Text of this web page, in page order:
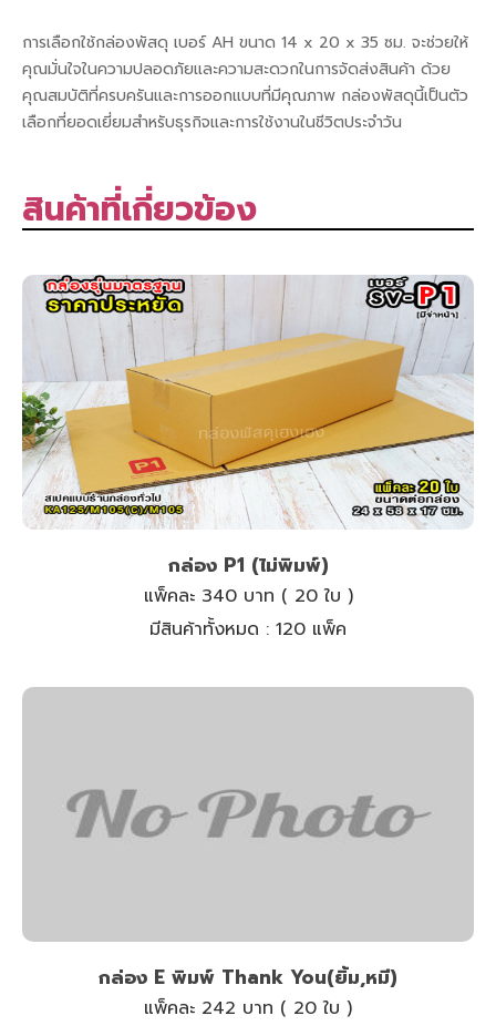
การเลือกใช้กล่องพัสดุ เบอร์ AH ขนาด 14 x 20 x 35 ซม. จะช่วยให้
คุณมั่นใจในความปลอดภัยและความสะดวกในการจัดส่งสินค้า ด้วย
คุณสมบัติที่ครบครันและการออกแบบที่มีคุณภาพ กล่องพัสดุนี้เป็นตัว
เลือกที่ยอดเยี่ยมสำหรับธุรกิจและการใช้งานในชีวิตประจำวัน
สินค้าที่เกี่ยวข้อง
กล่อง P1 (ไม่พิมพ์)
แพ็คละ 340 บาท ( 20 ใบ )
มีสินค้าทั้งหมด : 120 แพ็ค
กล่อง E พิมพ์ Thank You(ยิ้ม,หมี)
แพ็คละ 242 บาท ( 20 ใบ )